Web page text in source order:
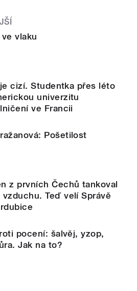
vlaku
cizí. Studentka přes léto
univerzitu
ve Francii
Pošetilost
z prvních Čechů tankoval
Teď velí Správě
pocení: šalvěj, yzop,
Jak na to?